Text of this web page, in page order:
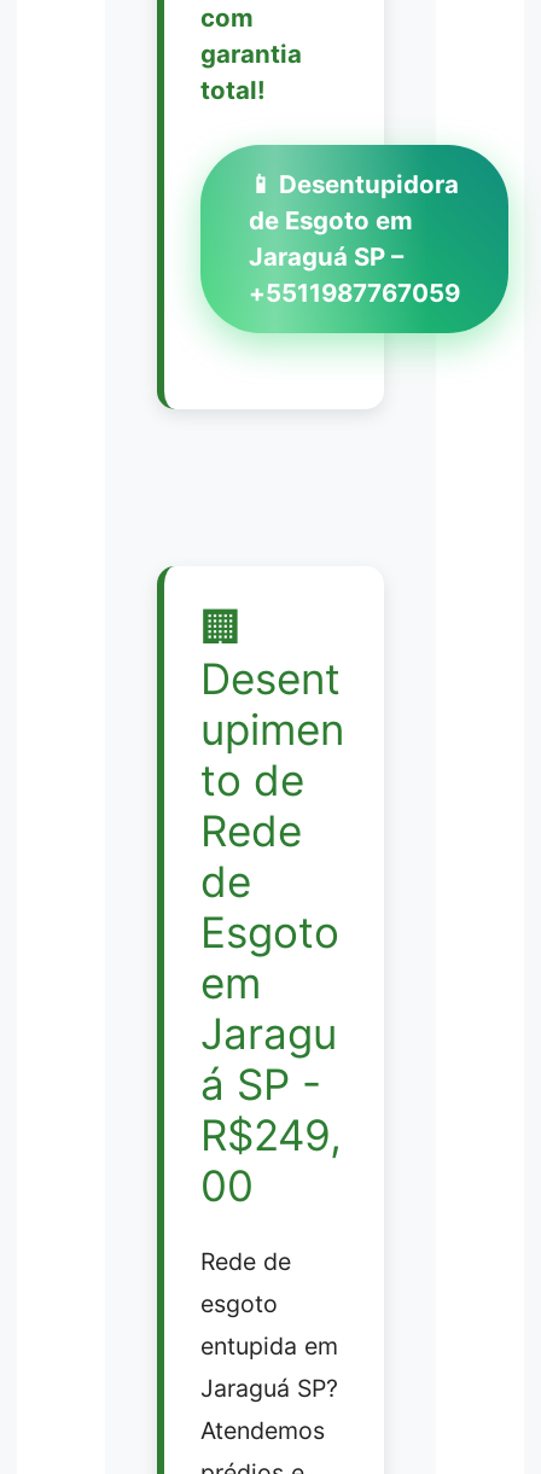
com
garantia
total!
📱 Desentupidora
de Esgoto em
Jaraguá SP –
+5511987767059
🏢
Desent
upimen
to de
Rede
de
Esgoto
em
Jaragu
á SP -
R$249,
00
Rede de
esgoto
entupida em
Jaraguá SP?
Atendemos